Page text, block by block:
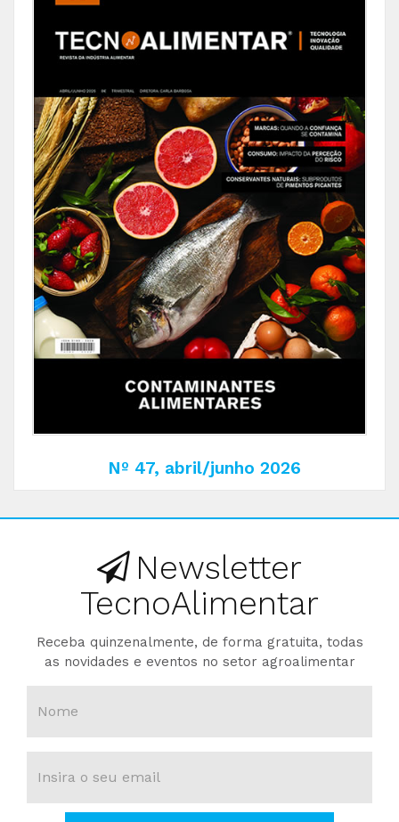
Nº 47, abril/junho 2026
Newsletter
TecnoAlimentar
Receba quinzenalmente, de forma gratuita, todas
as novidades e eventos no setor agroalimentar